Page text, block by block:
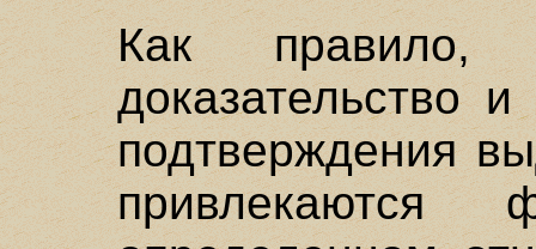
Как правило,
доказательство
подтверждения